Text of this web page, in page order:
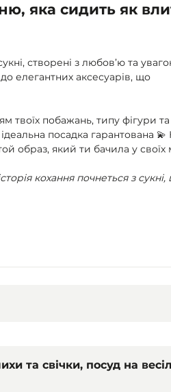
яка сидить як
створені з любов’ю та
елегантних аксесуарів, що
твоїх побажань, типу фігури та
посадка гарантована
образ, який ти бачила у своїх
кохання почнеться з
та свічки, посуд на